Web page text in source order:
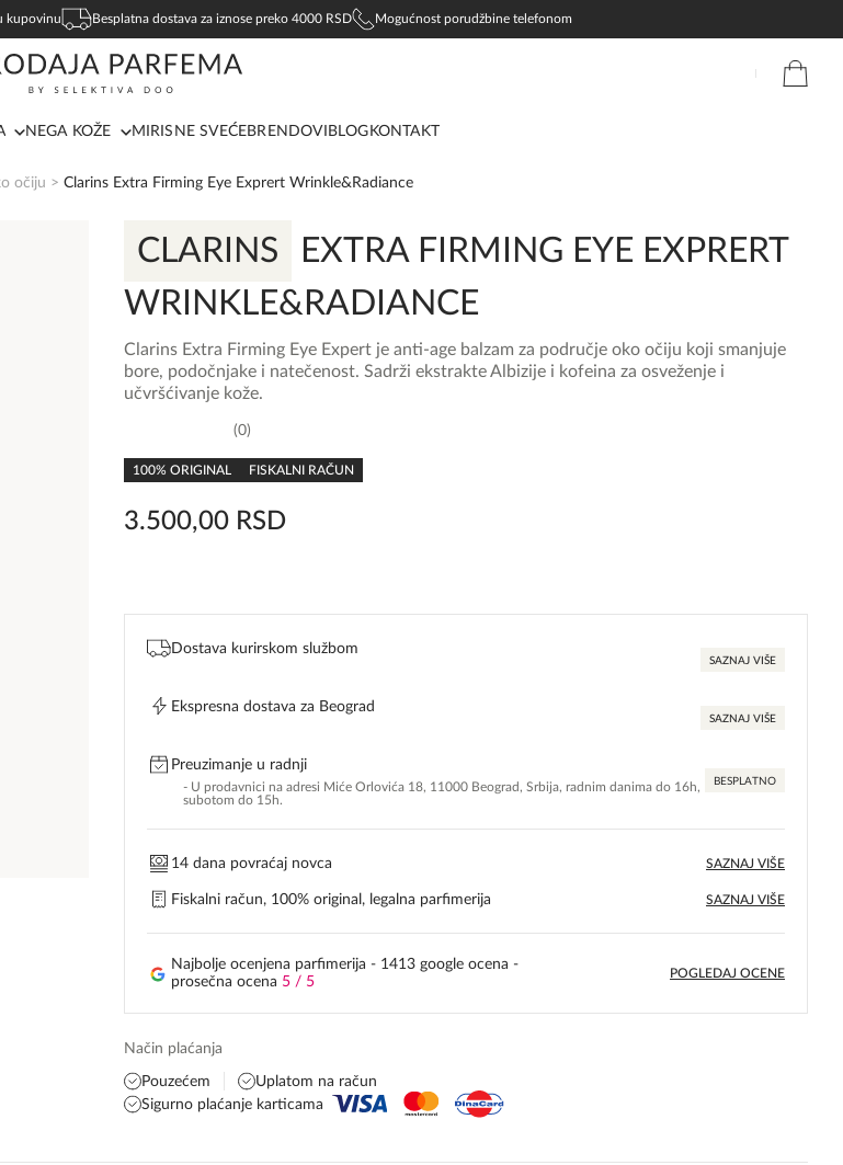
kupovinu Besplatna dostava za iznose preko 4000 RSD Mogućnost porudžbine telefonom
NEGA KOŽE MIRISNE SVEĆEBRENDOVI BLOG KONTAKT
očiju > Clarins Extra Firming Eye Exprert Wrinkle&Radiance
CLARINS
EXTRA FIRMING EYE EXPRERT
WRINKLE&RADIANCE
rating
0
100% ORIGINAL FISKALNI RAČUN
3.500,00 RSD
Clarins Extra Firming Eye Expert je anti-age balzam za područje oko očiju koji smanjuje
bore, podočnjake i natečenost. Sadrži ekstrakte Albizije i kofeina za osveženje i
učvršćivanje kože.
Dostava kurirskom službom
SAZNAJ VIŠE
Ekspresna dostava za Beograd
SAZNAJ VIŠE
Preuzimanje u radnji
- U prodavnici na adresi Miće Orlovića 18, 11000 Beograd, Srbija, radnim danima do 16h,
subotom do 15h.
BESPLATNO
14 dana povraćaj novca SAZNAJ VIŠE
Fiskalni račun, 100% original, legalna parfimerija SAZNAJ VIŠE
Najbolje ocenjena parfimerija - 1413 google ocena -
prosečna ocena 5 / 5
POGLEDAJ OCENE
Način plaćanja
Pouzećem
Uplatom na račun
Sigurno plaćanje karticama